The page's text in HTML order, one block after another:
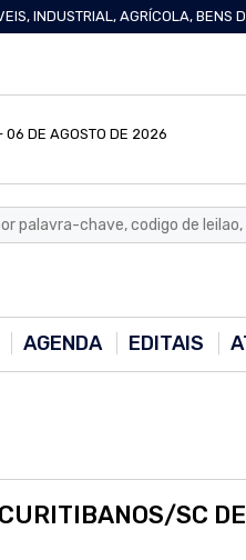
INDUSTRIAL, AGRÍCOLA, BENS
06 DE AGOSTO DE 2026
AGENDA EDITAIS
SC DE